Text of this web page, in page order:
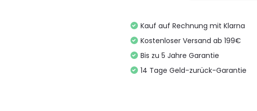
Kauf auf Rechnung mit Klarna
Kostenloser Versand ab 199€
Bis zu 5 Jahre Garantie
14 Tage Geld-zurück-Garantie